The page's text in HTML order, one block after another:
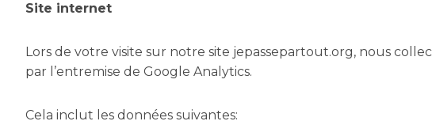
Site internet
Lors de votre visite sur notre site jepassepartout.org, nous
par l’entremise de Google Analytics.
Cela inclut les données suivantes: